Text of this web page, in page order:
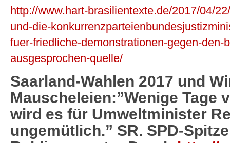
http://www.hart-brasilientexte.de/2017/04/
und-die-
fuer-friedliche-demonstrationen-gegen-den-
ausgesprochen-quelle/
Saarland-Wahlen 2017 und
Mauscheleien:”Wenige Tage
wird es für Umweltminister
ungemütlich.” SR. SPD-